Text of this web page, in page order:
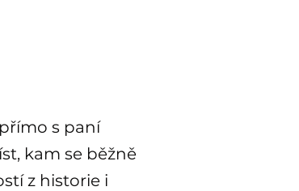
s paní
kam se běžně
z historie i